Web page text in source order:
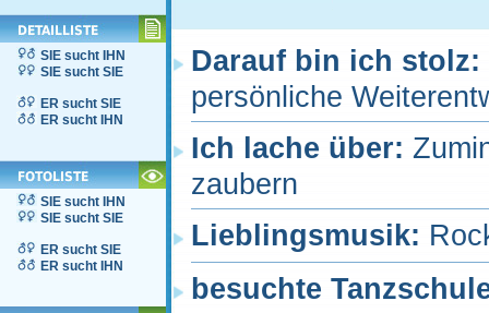
SIE sucht IHN
SIE sucht SIE
ER sucht SIE
ER sucht IHN
SIE sucht IHN
SIE sucht SIE
ER sucht SIE
ER sucht IHN
Darauf bin ich stolz:
persönliche
Ich lache über:
zaubern
Lieblingsmusik:
besuchte